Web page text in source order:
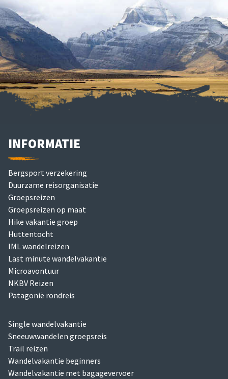
INFORMATIE
Bergsport verzekering
Duurzame reisorganisatie
Groepsreizen
Groepsreizen op maat
Hike vakantie groep
Huttentocht
IML wandelreizen
Last minute wandelvakantie
Microavontuur
NKBV Reizen
Patagonië rondreis
Single wandelvakantie
Sneeuwwandelen groepsreis
Trail reizen
Wandelvakantie beginners
Wandelvakantie met bagagevervoer